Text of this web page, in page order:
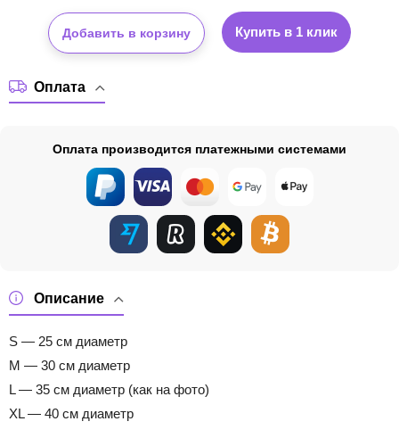
Добавить в корзину Купить в 1 клик
Описание
S — 25 см диаметр
M — 30 см диаметр
L — 35 см диаметр (как на фото)
XL — 40 см диаметр
Оплата
Оплата производится платежными системами